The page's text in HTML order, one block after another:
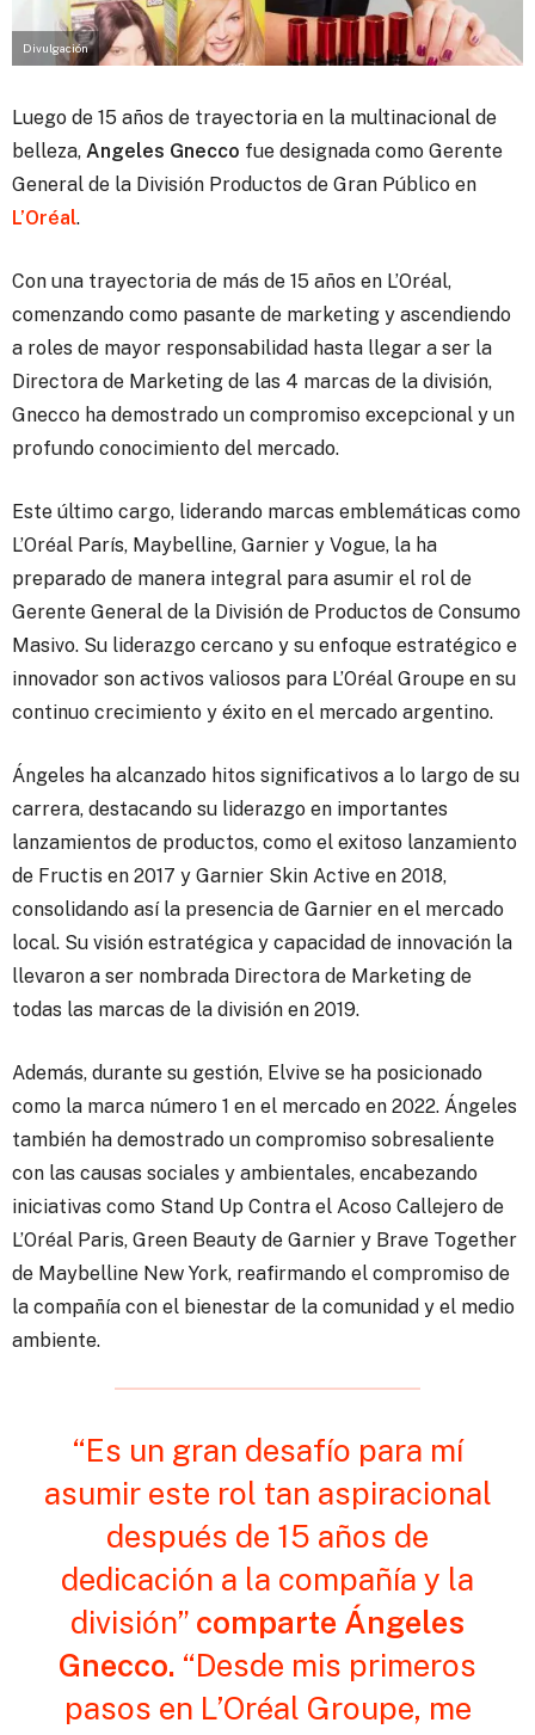
Divulgación
Luego de 15 años de trayectoria en la multinacional de
belleza, Angeles Gnecco fue designada como Gerente
General de la División Productos de Gran Público en
L’Oréal.
Con una trayectoria de más de 15 años en L’Oréal,
comenzando como pasante de marketing y ascendiendo
a roles de mayor responsabilidad hasta llegar a ser la
Directora de Marketing de las 4 marcas de la división,
Gnecco ha demostrado un compromiso excepcional y un
profundo conocimiento del mercado.
Este último cargo, liderando marcas emblemáticas como
L’Oréal París, Maybelline, Garnier y Vogue, la ha
preparado de manera integral para asumir el rol de
Gerente General de la División de Productos de Consumo
Masivo. Su liderazgo cercano y su enfoque estratégico e
innovador son activos valiosos para L’Oréal Groupe en su
continuo crecimiento y éxito en el mercado argentino.
Ángeles ha alcanzado hitos significativos a lo largo de su
carrera, destacando su liderazgo en importantes
lanzamientos de productos, como el exitoso lanzamiento
de Fructis en 2017 y Garnier Skin Active en 2018,
consolidando así la presencia de Garnier en el mercado
local. Su visión estratégica y capacidad de innovación la
llevaron a ser nombrada Directora de Marketing de
todas las marcas de la división en 2019.
Además, durante su gestión, Elvive se ha posicionado
como la marca número 1 en el mercado en 2022. Ángeles
también ha demostrado un compromiso sobresaliente
con las causas sociales y ambientales, encabezando
iniciativas como Stand Up Contra el Acoso Callejero de
L’Oréal Paris, Green Beauty de Garnier y Brave Together
de Maybelline New York, reafirmando el compromiso de
la compañía con el bienestar de la comunidad y el medio
ambiente.
“Es un gran desafío para mí
asumir este rol tan aspiracional
después de 15 años de
dedicación a la compañía y la
división” comparte Ángeles
Gnecco. “Desde mis primeros
pasos en L’Oréal Groupe, me